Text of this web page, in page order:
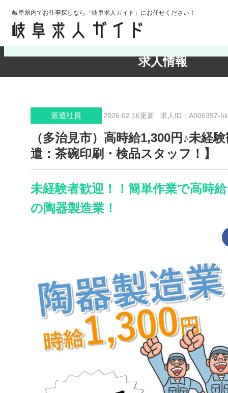
岐阜県内でお仕事探しなら「岐阜求人ガイド」にお任せください！
求人情報
検索条件の確認・変更
派遣社員 2026.02.16更新 求人ID：A006397-
（多治見市）高時給1,300円♪未経
遣：茶碗印刷・検品スタッフ！】
未経験者歓迎！！簡単作業で高時
の陶器製造業！